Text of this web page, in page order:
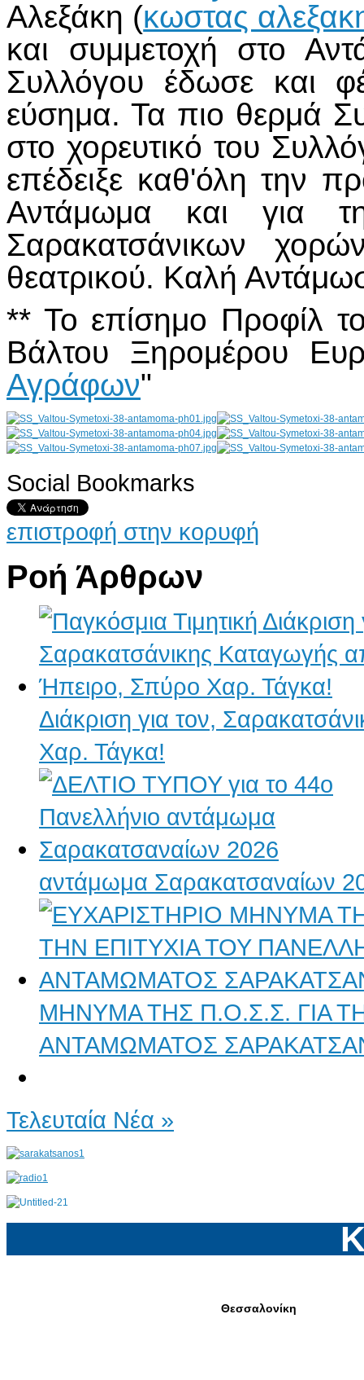
Αλεξάκη (κωστας
και συμμετοχή στο
Συλλόγου έδωσε και
εύσημα. Τα πιο θερμά
στο χορευτικό του
επέδειξε καθ'όλη την
Αντάμωμα και για
Σαρακατσάνικων
θεατρικού. Καλή
** Το επίσημο Προφίλ
Βάλτου Ξηρομέρου
Αγράφων"
AdmirorGallery 4.5.0, author/s Vasiljevski& Kekeljevic
Social Bookmarks
επιστροφή στην κορυφή
Ροή Άρθρων
Διάκριση για τον,
Χαρ. Τάγκα!
αντάμωμα Σαρακατσαναίων
ΜΗΝΥΜΑ ΤΗΣ Π.Ο.Σ.Σ. ΓΙΑ
ΑΝΤΑΜΩΜΑΤΟΣ
Τελευταία Νέα »